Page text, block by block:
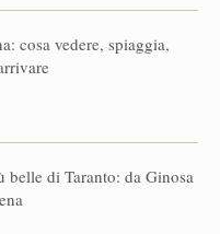
cosa vedere, spiaggia,
belle di Taranto: da Ginosa